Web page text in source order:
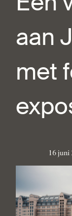
aan
met
16 juni